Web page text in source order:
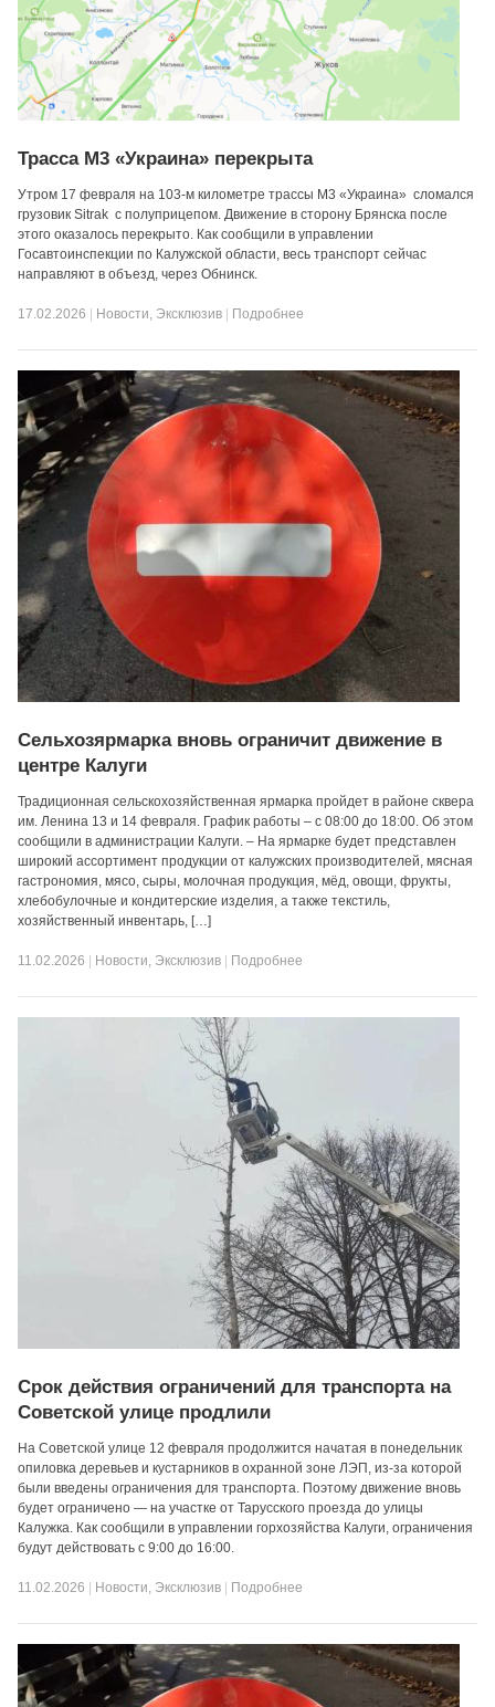
Трасса М3 «Украина» перекрыта
Утром 17 февраля на 103-м километре трассы М3 «Украина» сломался
грузовик Sitrak с полуприцепом. Движение в сторону Брянска после
этого оказалось перекрыто. Как сообщили в управлении
Госавтоинспекции по Калужской области, весь транспорт сейчас
направляют в объезд, через Обнинск.
17.02.2026 Новости, Эксклюзив Подробнее
Сельхозярмарка вновь ограничит движение в
центре Калуги
Традиционная сельскохозяйственная ярмарка пройдет в районе сквера
им. Ленина 13 и 14 февраля. График работы – с 08:00 до 18:00. Об этом
сообщили в администрации Калуги. – На ярмарке будет представлен
широкий ассортимент продукции от калужских производителей, мясная
гастрономия, мясо, сыры, молочная продукция, мёд, овощи, фрукты,
хлебобулочные и кондитерские изделия, а также текстиль,
хозяйственный инвентарь, […]
11.02.2026 Новости, Эксклюзив Подробнее
Срок действия ограничений для транспорта на
Советской улице продлили
На Советской улице 12 февраля продолжится начатая в понедельник
опиловка деревьев и кустарников в охранной зоне ЛЭП, из-за которой
были введены ограничения для транспорта. Поэтому движение вновь
будет ограничено — на участке от Тарусского проезда до улицы
Калужка. Как сообщили в управлении горхозяйства Калуги, ограничения
будут действовать с 9:00 до 16:00.
11.02.2026 Новости, Эксклюзив Подробнее